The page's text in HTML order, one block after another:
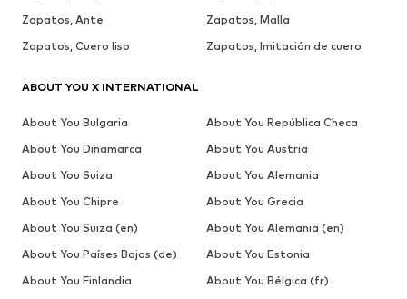
Zapatos, Ante
Zapatos, Malla
Zapatos, Cuero liso
Zapatos, Imitación de cuero
ABOUT YOU X INTERNATIONAL
About You Bulgaria
About You República Checa
About You Dinamarca
About You Austria
About You Suiza
About You Alemania
About You Chipre
About You Grecia
About You Suiza (en)
About You Alemania (en)
About You Países Bajos (de)
About You Estonia
About You Finlandia
About You Bélgica (fr)